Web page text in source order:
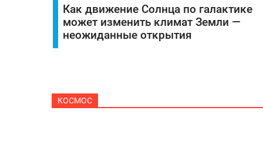
Как движение Солнца по галактике
может изменить климат Земли —
неожиданные открытия
КОСМОС